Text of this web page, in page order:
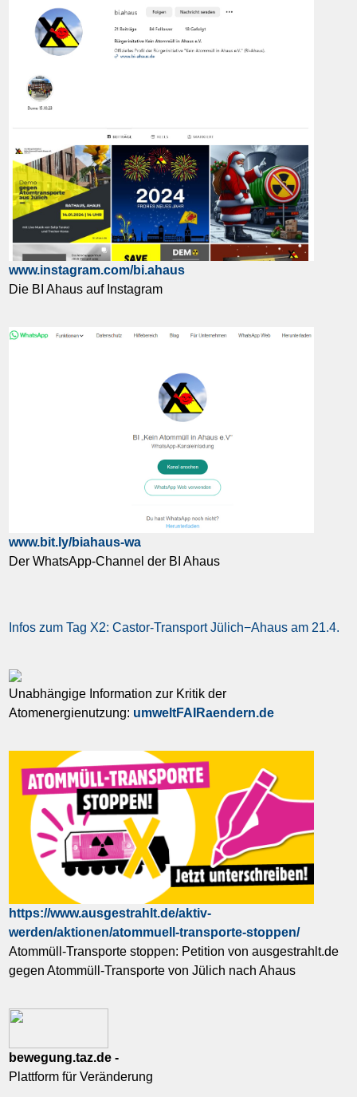
www.instagram.com/bi.ahaus
Die BI Ahaus auf Instagram
www.bit.ly/biahaus-wa
Der WhatsApp-Channel der BI Ahaus
Infos zum Tag X2: Castor-Transport Jülich−Ahaus am 21.4.
Unabhängige Information zur Kritik der
Atomenergienutzung: umweltFAIRaendern.de
https://www.ausgestrahlt.de/aktiv-
werden/aktionen/atommuell-transporte-stoppen/
Atommüll-Transporte stoppen: Petition von ausgestrahlt.de
gegen Atommüll-Transporte von Jülich nach Ahaus
bewegung.taz.de -
Plattform für Veränderung